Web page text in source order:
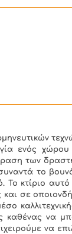
ενός χώρου
των
το
κτίριο
σε
να
να